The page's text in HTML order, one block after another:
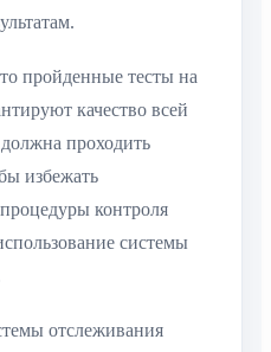
пройденные тесты на
качество всей
проходить
избежать
контроля
системы
отслеживания